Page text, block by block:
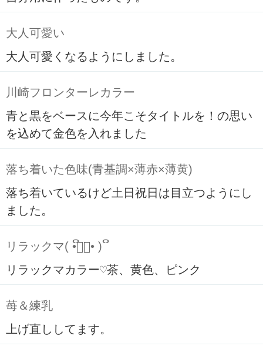
大人可愛い
大人可愛くなるようにしました。
川崎フロンターレカラー
青と黒をベースに今年こそタイトルを！の思い
を込めて金色を入れました
落ち着いた色味(青基調×薄赤×薄黄)
落ち着いているけど土日祝日は目立つようにし
ました。
リラックマ( ິ•ᆺ⃘• )ິ
リラックマカラー♡茶、黄色、ピンク
苺＆練乳
上げ直ししてます。